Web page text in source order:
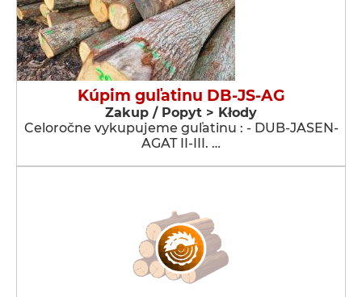
Kúpim guľatinu DB-JS-AG
Zakup / Popyt > Kłody
Celoročne vykupujeme guľatinu : - DUB-JASEN-
AGAT II-III. …